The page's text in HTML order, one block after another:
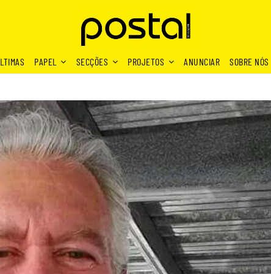
PAPEL SECÇÕES PROJETOS ANUNCIAR SOBRE NÓS